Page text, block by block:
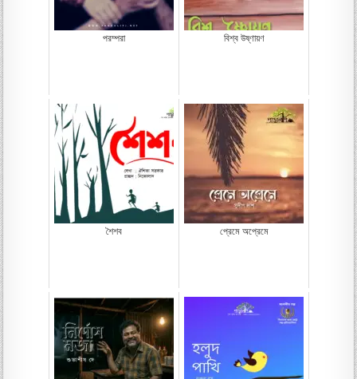
পরম্পরা বিশ্ব উষ্ণায়ণ
শৈশব প্রেমে অপ্রেমে